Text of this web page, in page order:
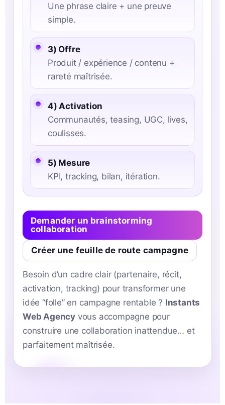
Une phrase claire + une preuve
simple.
3) Offre
Produit / expérience / contenu +
rareté maîtrisée.
4) Activation
Communautés, teasing, UGC, lives,
coulisses.
5) Mesure
KPI, tracking, bilan, itération.
Demander un brainstorming
collaboration
Créer une feuille de route campagne
Besoin d’un cadre clair (partenaire, récit,
activation, tracking) pour transformer une
idée “folle” en campagne rentable ? Instants
Web Agency vous accompagne pour
construire une collaboration inattendue… et
parfaitement maîtrisée.